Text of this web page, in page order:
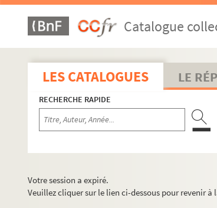
Catalogue
LES CATALOGUES LE
RECHERCHE RAPIDE
Votre session a expiré.
Veuillez cliquer sur le lien ci-dessous pour revenir à